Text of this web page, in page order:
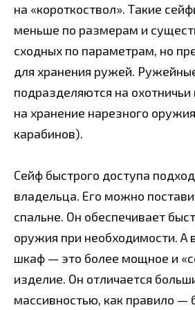
на «короткоствол». Такие
меньше по размерам и
сходных по параметрам, но
для хранения ружей.
подразделяются на охотничьи
на хранение нарезного
карабинов).
Сейф быстрого доступа
владельца. Его можно
спальне. Он обеспечивает
оружия при необходимости. А
шкаф — это более мощное и
изделие. Он отличается
массивностью, как правило —